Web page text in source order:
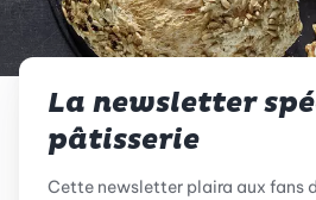
La newsletter
pâtisserie
Cette newsletter plaira aux fans